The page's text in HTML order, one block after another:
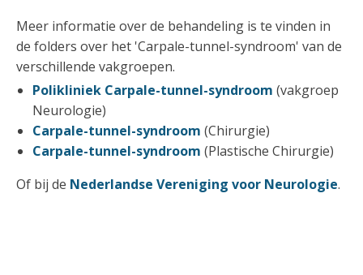
Meer informatie over de behandeling is te vinden in
de folders over het 'Carpale-tunnel-syndroom' van de
verschillende vakgroepen.
Polikliniek Carpale-tunnel-syndroom (vakgroep
Neurologie)
Carpale-tunnel-syndroom (Chirurgie)
Carpale-tunnel-syndroom (Plastische Chirurgie)
Of bij de Nederlandse Vereniging voor Neurologie.